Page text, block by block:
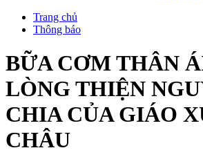
Trang chủ
Thông báo
BỮA CƠM THÂN
LÒNG THIỆN
CHIA CỦA GIÁO
CHÂU